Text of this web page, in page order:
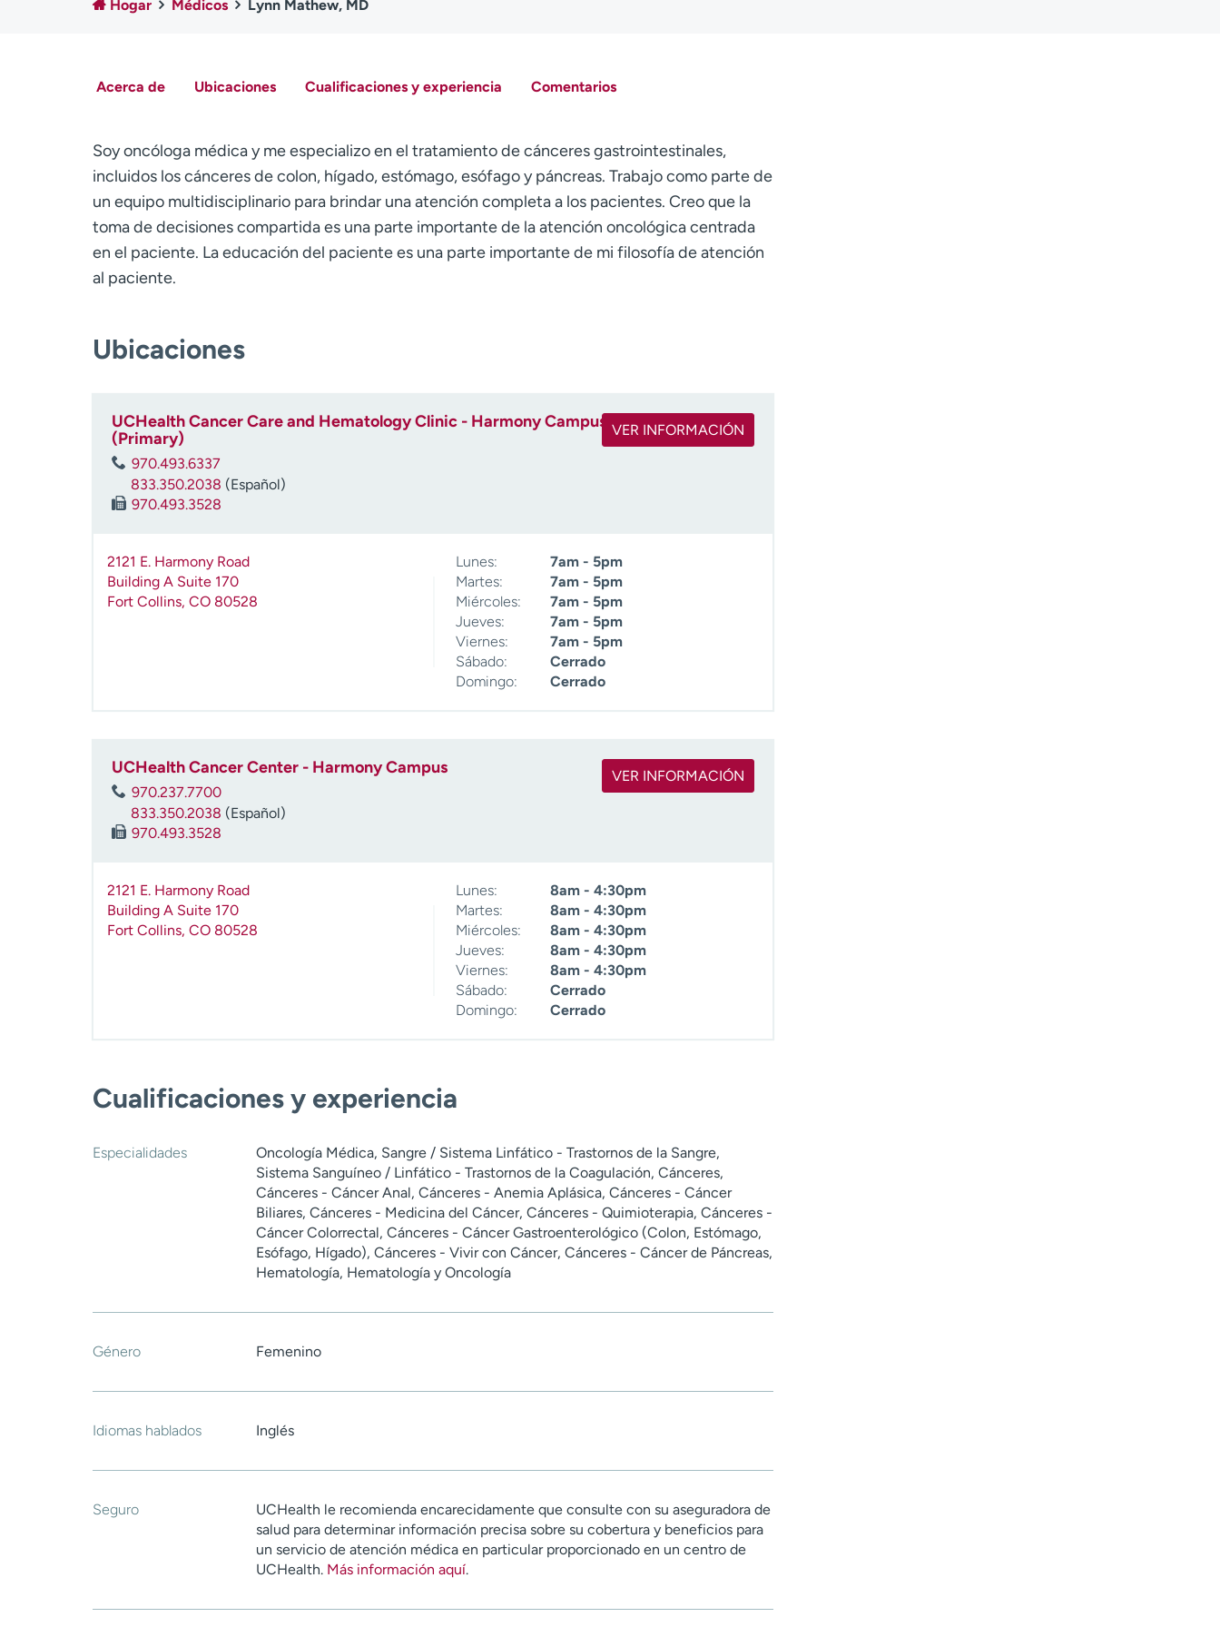
Hogar Médicos Lynn Mathew, MD
Acerca de Ubicaciones Cualificaciones y experiencia Comentarios
Soy oncóloga médica y me especializo en el tratamiento de cánceres gastrointestinales,
incluidos los cánceres de colon, hígado, estómago, esófago y páncreas. Trabajo como parte de
un equipo multidisciplinario para brindar una atención completa a los pacientes. Creo que la
toma de decisiones compartida es una parte importante de la atención oncológica centrada
en el paciente. La educación del paciente es una parte importante de mi filosofía de atención
al paciente.
Ubicaciones
UCHealth Cancer Care and Hematology Clinic - Harmony Campus
(Primary)
970.493.6337
833.350.2038 (Español)
970.493.3528
VER INFORMACIÓN
2121 E. Harmony Road
Building A Suite 170
Fort Collins, CO 80528
Lunes:
7am - 5pm
Martes:
7am - 5pm
Miércoles:
7am - 5pm
Jueves:
7am - 5pm
Viernes:
7am - 5pm
Sábado:
Cerrado
Domingo:
Cerrado
UCHealth Cancer Center - Harmony Campus
970.237.7700
833.350.2038 (Español)
970.493.3528
VER INFORMACIÓN
2121 E. Harmony Road
Building A Suite 170
Fort Collins, CO 80528
Lunes:
8am - 4:30pm
Martes:
8am - 4:30pm
Miércoles:
8am - 4:30pm
Jueves:
8am - 4:30pm
Viernes:
8am - 4:30pm
Sábado:
Cerrado
Domingo:
Cerrado
Cualificaciones y experiencia
Especialidades
Oncología Médica, Sangre / Sistema Linfático - Trastornos de la Sangre,
Sistema Sanguíneo / Linfático - Trastornos de la Coagulación, Cánceres,
Cánceres - Cáncer Anal, Cánceres - Anemia Aplásica, Cánceres - Cáncer
Biliares, Cánceres - Medicina del Cáncer, Cánceres - Quimioterapia, Cánceres -
Cáncer Colorrectal, Cánceres - Cáncer Gastroenterológico (Colon, Estómago,
Esófago, Hígado), Cánceres - Vivir con Cáncer, Cánceres - Cáncer de Páncreas,
Hematología, Hematología y Oncología
Género Femenino
Idiomas hablados Inglés
Seguro
UCHealth le recomienda encarecidamente que consulte con su aseguradora de
salud para determinar información precisa sobre su cobertura y beneficios para
un servicio de atención médica en particular proporcionado en un centro de
UCHealth. Más información aquí.